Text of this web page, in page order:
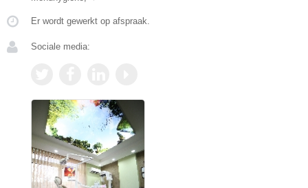
Er wordt gewerkt op afspraak.
Sociale media: